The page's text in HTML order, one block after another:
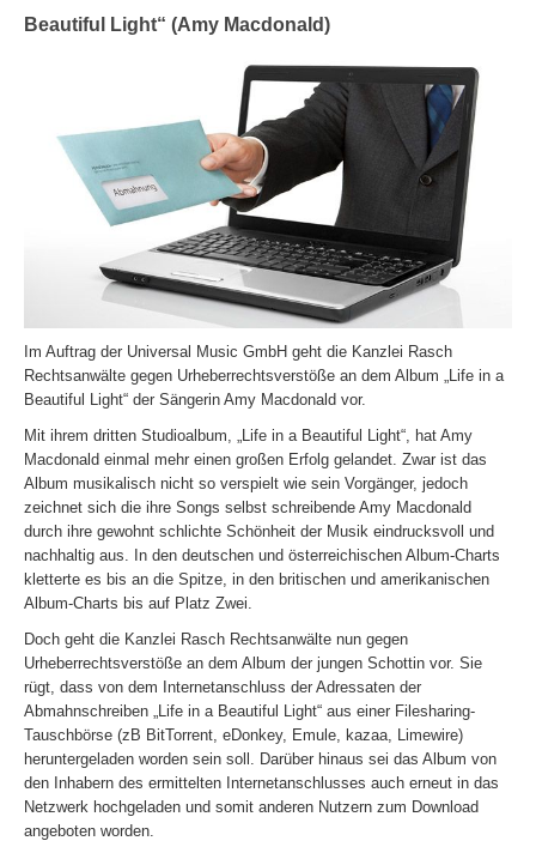
Beautiful Light“ (Amy Macdonald)
Im Auftrag der Universal Music GmbH geht die Kanzlei Rasch
Rechtsanwälte gegen Urheberrechtsverstöße an dem Album „Life in a
Beautiful Light“ der Sängerin Amy Macdonald vor.
Mit ihrem dritten Studioalbum, „Life in a Beautiful Light“, hat Amy
Macdonald einmal mehr einen großen Erfolg gelandet. Zwar ist das
Album musikalisch nicht so verspielt wie sein Vorgänger, jedoch
zeichnet sich die ihre Songs selbst schreibende Amy Macdonald
durch ihre gewohnt schlichte Schönheit der Musik eindrucksvoll und
nachhaltig aus. In den deutschen und österreichischen Album-Charts
kletterte es bis an die Spitze, in den britischen und amerikanischen
Album-Charts bis auf Platz Zwei.
Doch geht die Kanzlei Rasch Rechtsanwälte nun gegen
Urheberrechtsverstöße an dem Album der jungen Schottin vor. Sie
rügt, dass von dem Internetanschluss der Adressaten der
Abmahnschreiben „Life in a Beautiful Light“ aus einer Filesharing-
Tauschbörse (zB BitTorrent, eDonkey, Emule, kazaa, Limewire)
heruntergeladen worden sein soll. Darüber hinaus sei das Album von
den Inhabern des ermittelten Internetanschlusses auch erneut in das
Netzwerk hochgeladen und somit anderen Nutzern zum Download
angeboten worden.